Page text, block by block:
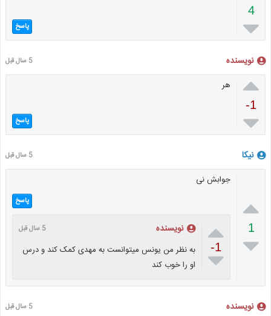
4
 پاسخ
نویسنده 5 سال قبل

-1

هر
پاسخ
نیکا 5 سال قبل

1

جوابش نی
پاسخ

-1

نویسنده 5 سال قبل
به نظر من یونس میتوانست به مهدی کمک کند و درس
او را خوب کند
نویسنده 5 سال قبل